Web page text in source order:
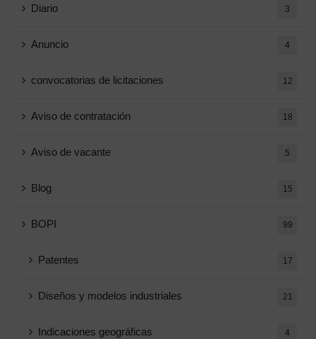
Diario 3
Anuncio 4
convocatorias de licitaciones 12
Aviso de contratación 18
Aviso de vacante 5
Blog 15
BOPI 99
Patentes 17
Diseños y modelos industriales 21
Indicaciones geográficas 4